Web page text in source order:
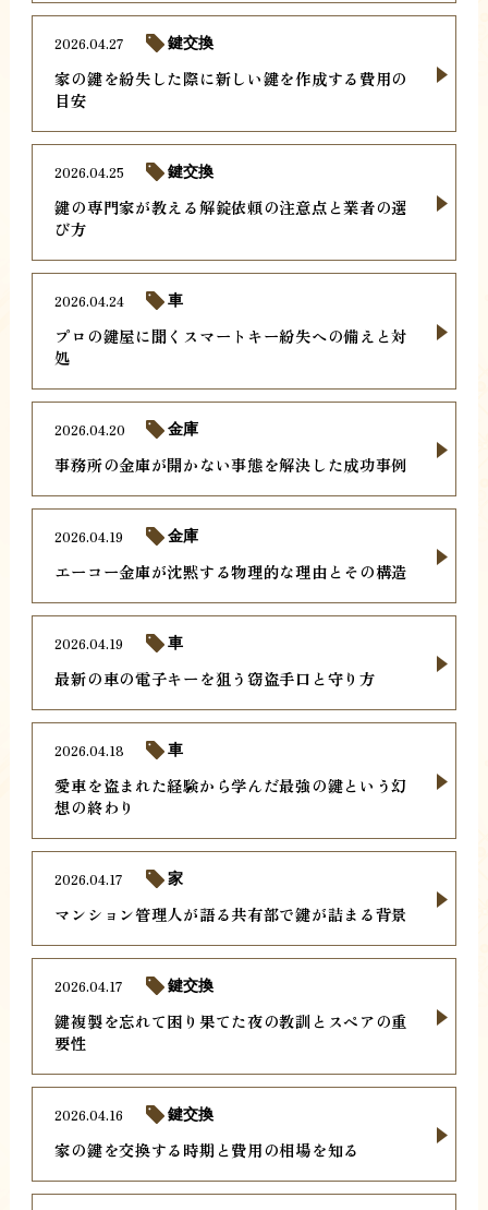
家の鍵を紛失した際に新しい鍵を作成する費用の
目安
2026.04.27 鍵交換
鍵の専門家が教える解錠依頼の注意点と業者の選
び方
2026.04.25 鍵交換
プロの鍵屋に聞くスマートキー紛失への備えと対
処
2026.04.24 車
事務所の金庫が開かない事態を解決した成功事例
2026.04.20 金庫
エーコー金庫が沈黙する物理的な理由とその構造
2026.04.19 金庫
最新の車の電子キーを狙う窃盗手口と守り方
2026.04.19 車
愛車を盗まれた経験から学んだ最強の鍵という幻
想の終わり
2026.04.18 車
マンション管理人が語る共有部で鍵が詰まる背景
2026.04.17 家
鍵複製を忘れて困り果てた夜の教訓とスペアの重
要性
2026.04.17 鍵交換
家の鍵を交換する時期と費用の相場を知る
2026.04.16 鍵交換